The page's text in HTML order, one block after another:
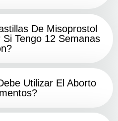
De Misoprostol
Si Tengo 12 Semanas
Utilizar El Aborto